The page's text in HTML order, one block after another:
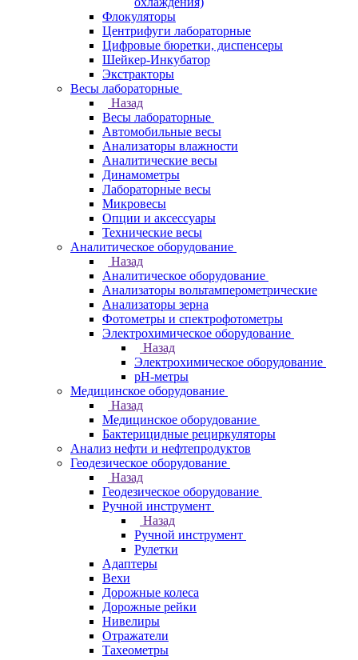
Флокуляторы
Центрифуги лабораторные
Цифровые бюретки, диспенсеры
Шейкер-Инкубатор
Экстракторы
Весы лабораторные
Назад
Весы лабораторные
Автомобильные весы
Анализаторы влажности
Аналитические весы
Динамометры
Лабораторные весы
Микровесы
Опции и аксессуары
Технические весы
Аналитическое оборудование
Назад
Аналитическое оборудование
Анализаторы вольтамперометрические
Анализаторы зерна
Фотометры и спектрофотометры
Электрохимическое оборудование
Назад
Электрохимическое оборудование
pH-метры
Медицинское оборудование
Назад
Медицинское оборудование
Бактерицидные рециркуляторы
Анализ нефти и нефтепродуктов
Геодезическое оборудование
Назад
Геодезическое оборудование
Ручной инструмент
Назад
Ручной инструмент
Рулетки
Адаптеры
Вехи
Дорожные колеса
Дорожные рейки
Нивелиры
Отражатели
Тахеометры